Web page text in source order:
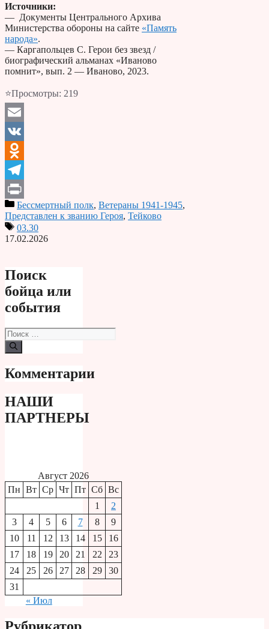
Источники:
— Документы Центрального Архива
Министерства обороны на сайте «Память
народа».
— Каргапольцев С. Герои без звезд /
биографический альманах «Иваново
помнит», вып. 2 — Иваново, 2023.
⭐Просмотры: 219
Email
VK
Odnoklassniki
Telegram
PrintБессмертный полк, Ветераны 1941-1945,
Представлен к званию Героя, Тейково
03.30
17.02.2026
Поиск
бойца или
события
Поиск:
Комментарии
НАШИ
ПАРТНЕРЫ
Август 2026
Пн Вт Ср Чт Пт Сб Вс
1
2
3
4 5 6 7 8
9
10
11 12 13 14 15
16
17
18 19 20 21 22
23
24
25 26 27 28 29
30
31
« Июл
Рубрикатор